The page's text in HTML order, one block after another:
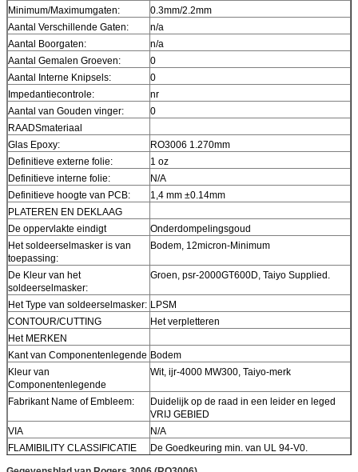
Minimum/Maximumgaten:
0.3mm/2.2mm
Aantal Verschillende Gaten:
n/a
Aantal Boorgaten:
n/a
Aantal Gemalen Groeven:
0
Aantal Interne Knipsels:
0
Impedantiecontrole:
nr
Aantal van Gouden vinger:
0
RAADSmateriaal
Glas Epoxy:
RO3006 1.270mm
Definitieve externe folie:
1 oz
Definitieve interne folie:
N/A
Definitieve hoogte van PCB:
1,4 mm ±0.14mm
PLATEREN EN DEKLAAG
De oppervlakte eindigt
Onderdompelingsgoud
Het soldeerselmasker is van
toepassing:
Bodem, 12micron-Minimum
De Kleur van het
soldeerselmasker:
Groen, psr-2000GT600D, Taiyo Supplied.
Het Type van soldeerselmasker: LPSM
CONTOUR/CUTTING
Het verpletteren
Het MERKEN
Kant van Componentenlegende Bodem
Kleur van
Componentenlegende
Wit, ijr-4000 MW300, Taiyo-merk
Fabrikant Name of Embleem:
Duidelijk op de raad in een leider en leged
VRIJ GEBIED
VIA
N/A
FLAMIBILITY CLASSIFICATIE
De Goedkeuring min. van UL 94-V0.
AFMETINGStolerantie